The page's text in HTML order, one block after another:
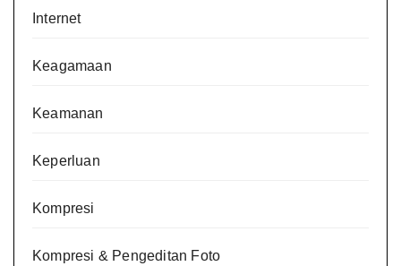
Internet
Keagamaan
Keamanan
Keperluan
Kompresi
Kompresi & Pengeditan Foto